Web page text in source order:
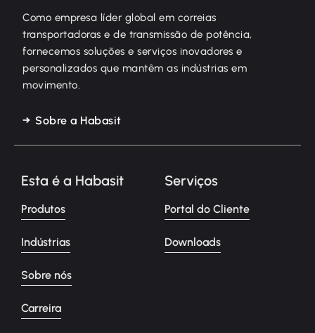
Como empresa líder global em correias
transportadoras e de transmissão de potência,
fornecemos soluções e serviços inovadores e
personalizados que mantêm as indústrias em
movimento.
Sobre a Habasit
Esta é a Habasit
Produtos
Indústrias
Sobre nós
Carreira
Serviços
Portal do Cliente
Downloads